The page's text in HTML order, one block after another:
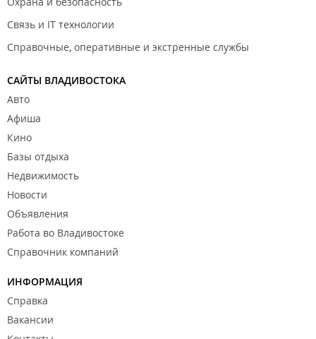
Связь и IT технологии
Справочные, оперативные и экстренные службы
САЙТЫ ВЛАДИВОСТОКА
Авто
Афиша
Кино
Базы отдыха
Недвижимость
Новости
Объявления
Работа во Владивостоке
Справочник компаний
ИНФОРМАЦИЯ
Справка
Вакансии